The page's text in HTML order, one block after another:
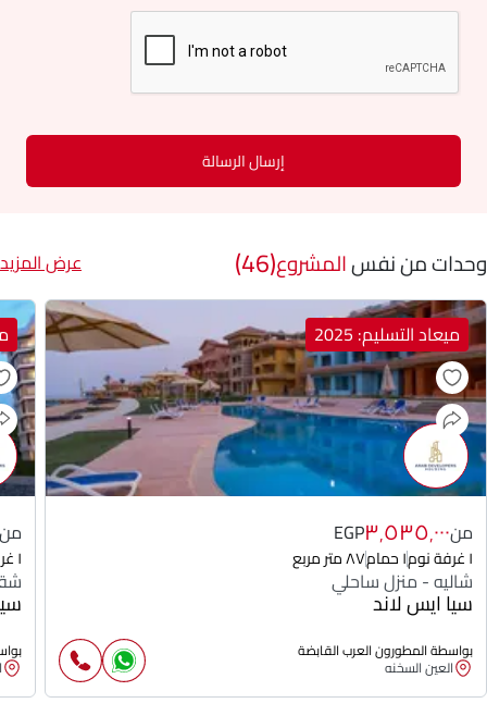
إرسال الرسالة
وحدات من نفسالمشروع(46) عرض المزيد
ميعاد التسليم: 2025
من٣٬٥٣٥٬٠٠٠EGP
١ غرفة نوم ١ حمام ٨٧ متر مربع
شاليه - منزل ساحلي
سيا ايس لاند
بواسطة المطورون العرب القابضة
العين السخنه
من
١ غرفة نوم